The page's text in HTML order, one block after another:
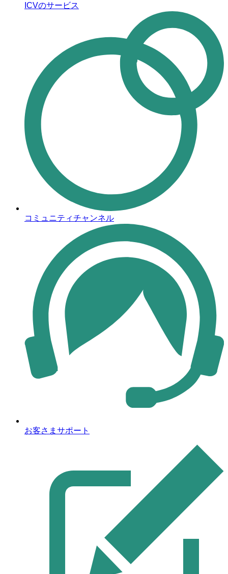
ICVのサービス
コミュニティチャンネル
お客さまサポート